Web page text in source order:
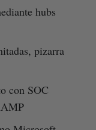
hubs
pizarra
con SOC